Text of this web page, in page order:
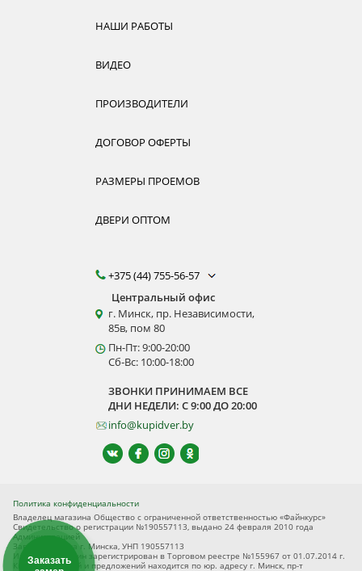
НАШИ РАБОТЫ
ВИДЕО
ПРОИЗВОДИТЕЛИ
ДОГОВОР ОФЕРТЫ
РАЗМЕРЫ ПРОЕМОВ
ДВЕРИ ОПТОМ
+375 (44) 755-56-57
Центральный офис
г. Минск, пр. Независимости,
85в, пом 80
Пн-Пт: 9:00-20:00
Сб-Вс: 10:00-18:00
ЗВОНКИ ПРИНИМАЕМ ВСЕ
ДНИ НЕДЕЛИ: С 9:00 ДО 20:00
info@kupidver.by
Политика конфиденциальности
Владелец магазина Общество с ограниченной ответственностью «Файнкурс»
Свидетельство о регистрации №190557113, выдано 24 февраля 2010 года
Администрацией
Заводского р-на г. Минска, УНП 190557113
Интернет-магазин зарегистрирован в Торговом реестре №155967 от 01.07.2014 г.
Книга замечаний и предложений находится по юр. адресу г. Минск, пр-т
Заказать